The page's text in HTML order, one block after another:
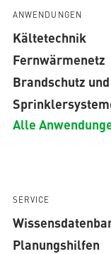
ANWENDUNGEN
Kältetechnik
Fernwärmenetz
Brandschutz und
Alle
SERVICE
Planungshilfen